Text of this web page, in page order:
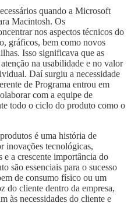
quando a Microsoft
Macintosh. Os
nos aspectos técnicos do
gráficos, bem como novos
Isso significava que as
na usabilidade e no valor
Daí surgiu a necessidade
de Programa entrou em
com a equipe de
todo o ciclo do produto como o
é uma história de
inovações tecnológicas,
e a crescente importância do
são essenciais para o sucesso
de consumo físico ou um
do cliente dentro da empresa,
às necessidades do cliente e